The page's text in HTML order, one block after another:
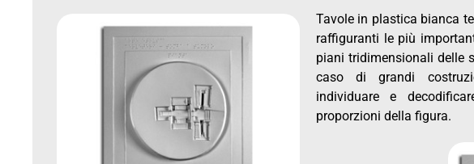
Tavole in plastica bianca
raffiguranti le più
piani tridimensionali delle
caso di grandi
individuare e
proporzioni della figura.